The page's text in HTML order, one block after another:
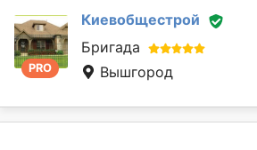
PRO
Киевобщестрой
Бригада
Вышгород